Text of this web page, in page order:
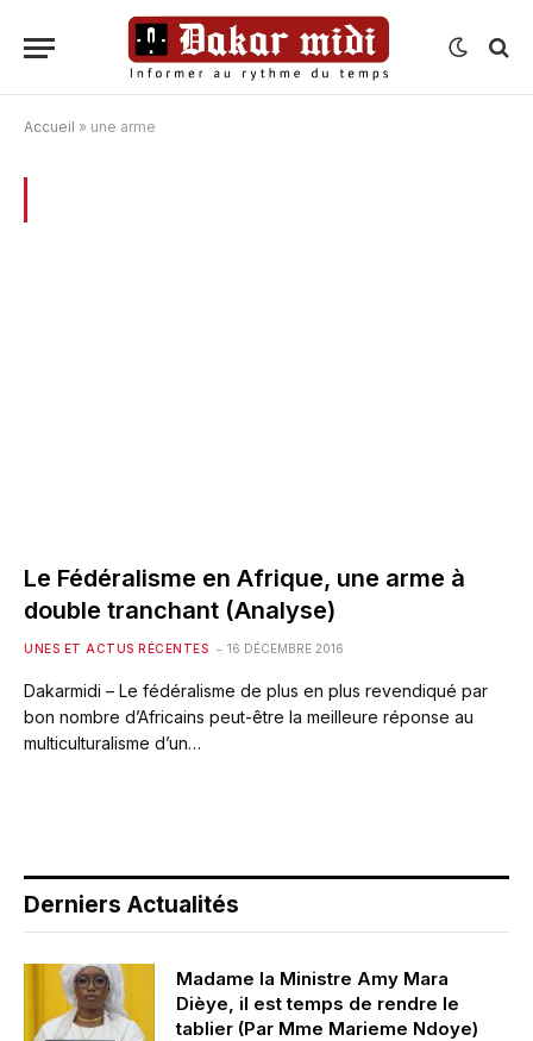
Accueil » une arme
Le Fédéralisme en Afrique, une arme à
double tranchant (Analyse)
UNES ET ACTUS RÉCENTES 16 DÉCEMBRE 2016
Dakarmidi – Le fédéralisme de plus en plus revendiqué par
bon nombre d’Africains peut-être la meilleure réponse au
multiculturalisme d’un…
Derniers Actualités
Madame la Ministre Amy Mara
Dièye, il est temps de rendre le
tablier (Par Mme Marieme Ndoye)